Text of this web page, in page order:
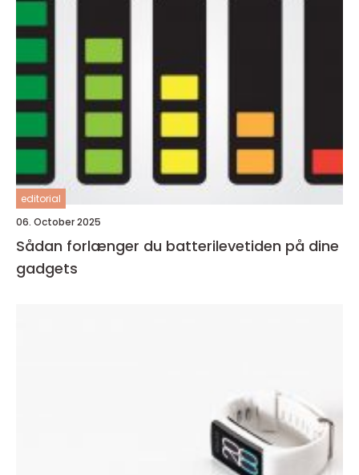
editorial
06. October 2025
Sådan forlænger du batterilevetiden på dine
gadgets